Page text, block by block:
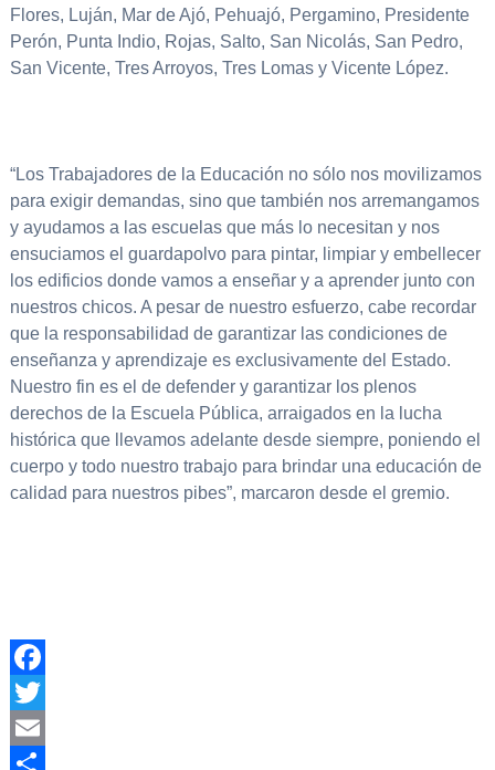
Flores, Luján, Mar de Ajó, Pehuajó, Pergamino, Presidente
Perón, Punta Indio, Rojas, Salto, San Nicolás, San Pedro,
San Vicente, Tres Arroyos, Tres Lomas y Vicente López.
“Los Trabajadores de la Educación no sólo nos movilizamos
para exigir demandas, sino que también nos arremangamos
y ayudamos a las escuelas que más lo necesitan y nos
ensuciamos el guardapolvo para pintar, limpiar y embellecer
los edificios donde vamos a enseñar y a aprender junto con
nuestros chicos. A pesar de nuestro esfuerzo, cabe recordar
que la responsabilidad de garantizar las condiciones de
enseñanza y aprendizaje es exclusivamente del Estado.
Nuestro fin es el de defender y garantizar los plenos
derechos de la Escuela Pública, arraigados en la lucha
histórica que llevamos adelante desde siempre, poniendo el
cuerpo y todo nuestro trabajo para brindar una educación de
calidad para nuestros pibes”, marcaron desde el gremio.
Facebook
Twitter
Email